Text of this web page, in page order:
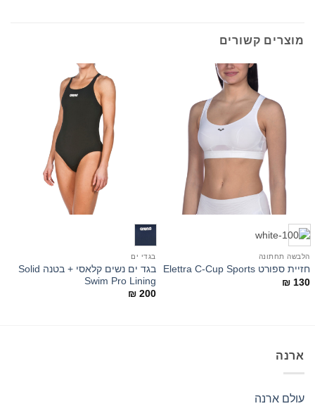
מוצרים קשורים
הלבשה תחתונה
חזיית ספורט Elettra C-Cup Sports
₪ 130
בגדי ים
בגד ים נשים קלאסי + בטנה Solid
Swim Pro Lining
₪ 200
ארנה
עולם ארנה